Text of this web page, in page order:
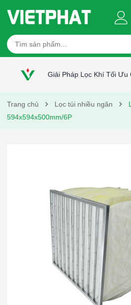
Giải Pháp Lọc Khí Tối Ưu
Trang chủ Lọc túi nhiều ngăn
594x594x500mm/6P